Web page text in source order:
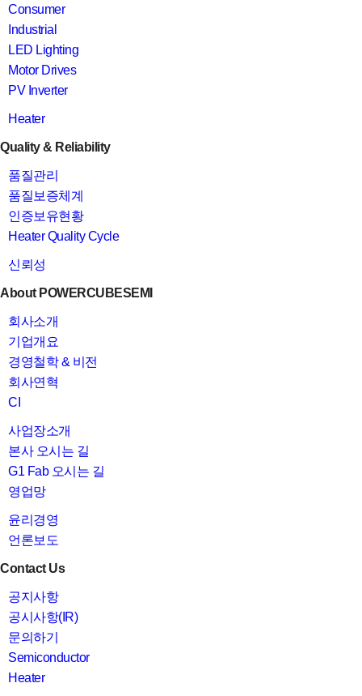
Consumer
Industrial
LED Lighting
Motor Drives
PV Inverter
Heater
Quality & Reliability
품질관리
품질보증체계
인증보유현황
Heater Quality Cycle
신뢰성
About POWERCUBESEMI
회사소개
기업개요
경영철학 & 비전
회사연혁
CI
사업장소개
본사 오시는 길
G1 Fab 오시는 길
영업망
윤리경영
언론보도
Contact Us
공지사항
공시사항(IR)
문의하기
Semiconductor
Heater